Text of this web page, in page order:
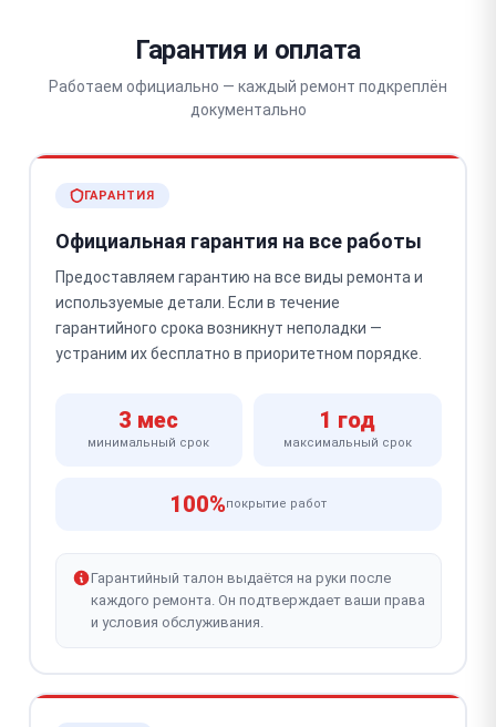
Гарантия и оплата
Работаем официально — каждый ремонт подкреплён
документально
ГАРАНТИЯ
Официальная гарантия на все работы
Предоставляем гарантию на все виды ремонта и
используемые детали. Если в течение
гарантийного срока возникнут неполадки —
устраним их бесплатно в приоритетном порядке.
3 мес
минимальный срок
1 год
максимальный срок
100%покрытие работ
Гарантийный талон выдаётся на руки после
каждого ремонта. Он подтверждает ваши права
и условия обслуживания.